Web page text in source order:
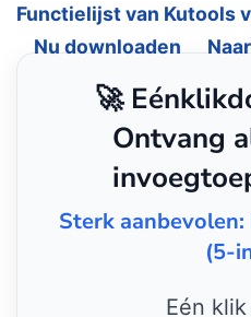
Functielijst van Kutools
Nu downloaden
🚀
Ontvang
Sterk
(5-
Eén